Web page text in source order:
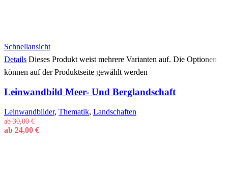
Schnellansicht
Details Dieses Produkt weist mehrere Varianten auf. Die Optionen
können auf der Produktseite gewählt werden
Leinwandbild Meer- Und Berglandschaft
Leinwandbilder, Thematik, Landschaften
ab30,00€
ab 24,00 €